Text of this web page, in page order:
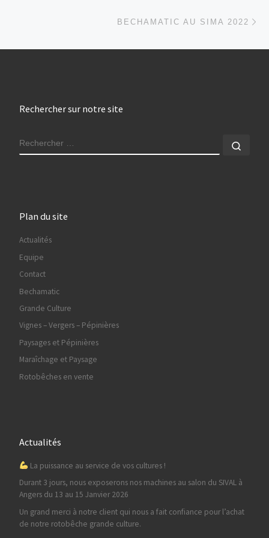
BECHAMATIC AU SIMA 2022
Rechercher sur notre site
RECHERCHER
Plan du site
Actualités
Equipe
Contact
Bechamatic
Grande Culture
Vignes – Vergers – Pépinières
Paysages et Pépinières
Maraîchage et Paysage
Rotobêches en vente
Actualités
La puissance au service de vos cultures !
Durant 3 jours, nous exposerons nos machines au salon du SIVAL à
Angers du 13 au 15 Janvier 2026
Un grand merci à notre client qui nous a fait confiance pour l’achat
de notre rotobêche grande culture.